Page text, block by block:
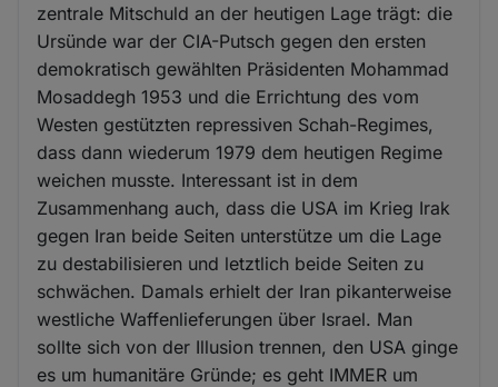
zentrale Mitschuld an der heutigen Lage trägt: die
Ursünde war der CIA-Putsch gegen den ersten
demokratisch gewählten Präsidenten Mohammad
Mosaddegh 1953 und die Errichtung des vom
Westen gestützten repressiven Schah-Regimes,
dass dann wiederum 1979 dem heutigen Regime
weichen musste. Interessant ist in dem
Zusammenhang auch, dass die USA im Krieg Irak
gegen Iran beide Seiten unterstütze um die Lage
zu destabilisieren und letztlich beide Seiten zu
schwächen. Damals erhielt der Iran pikanterweise
westliche Waffenlieferungen über Israel. Man
sollte sich von der Illusion trennen, den USA ginge
es um humanitäre Gründe; es geht IMMER um